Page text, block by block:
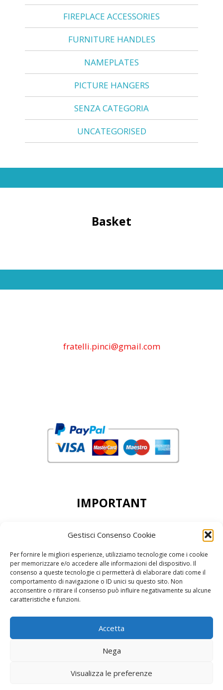
Gestisci Consenso Cookie
Per fornire le migliori esperienze, utilizziamo tecnologie come i cookie
per memorizzare e/o accedere alle informazioni del dispositivo. Il
consenso a queste tecnologie ci permetterà di elaborare dati come il
comportamento di navigazione o ID unici su questo sito. Non
acconsentire o ritirare il consenso può influire negativamente su alcune
caratteristiche e funzioni.
Accetta
Nega
Visualizza le preferenze
FIREPLACE ACCESSORIES
FURNITURE HANDLES
NAMEPLATES
PICTURE HANGERS
SENZA CATEGORIA
UNCATEGORISED
Basket
fratelli.pinci@gmail.com
IMPORTANT
DEAR CUSTOMERS, THE MINIMUN ORDER
reCAPTCHA Google’s Privacy Policy and
© 2026 Fratelli Pinci by Fonderia Fattorini